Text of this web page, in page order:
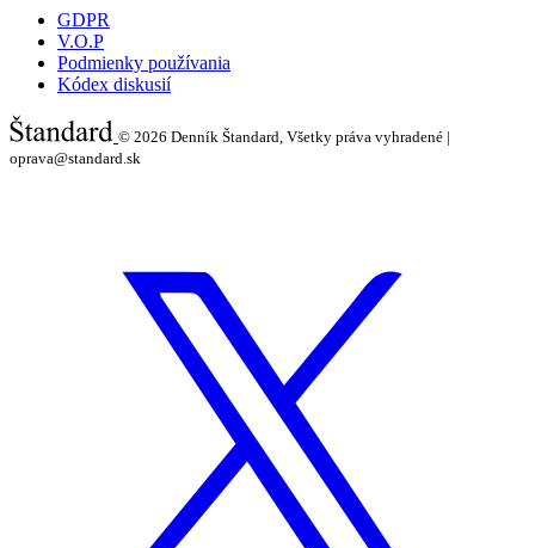
GDPR
V.O.P
Podmienky používania
Kódex diskusií
© 2026 Denník Štandard, Všetky práva vyhradené |
oprava@standard.sk